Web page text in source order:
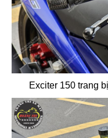
Exciter 150 trang